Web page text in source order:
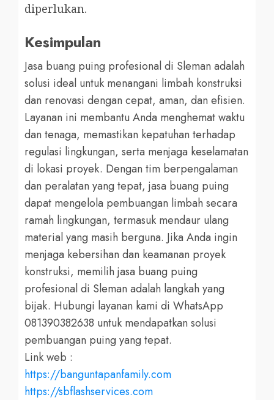
diperlukan.
Kesimpulan
Jasa buang puing profesional di Sleman adalah
solusi ideal untuk menangani limbah konstruksi
dan renovasi dengan cepat, aman, dan efisien.
Layanan ini membantu Anda menghemat waktu
dan tenaga, memastikan kepatuhan terhadap
regulasi lingkungan, serta menjaga keselamatan
di lokasi proyek. Dengan tim berpengalaman
dan peralatan yang tepat, jasa buang puing
dapat mengelola pembuangan limbah secara
ramah lingkungan, termasuk mendaur ulang
material yang masih berguna. Jika Anda ingin
menjaga kebersihan dan keamanan proyek
konstruksi, memilih jasa buang puing
profesional di Sleman adalah langkah yang
bijak. Hubungi layanan kami di WhatsApp
081390382638 untuk mendapatkan solusi
pembuangan puing yang tepat.
Link web :
https://banguntapanfamily.com
https://sbflashservices.com